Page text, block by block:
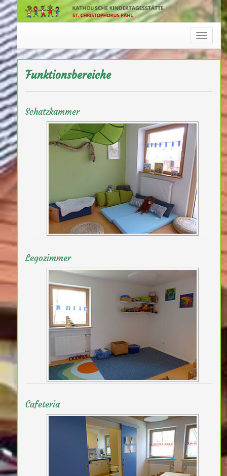
Funktionsbereiche
Schatzkammer
Legozimmer
Cafeteria